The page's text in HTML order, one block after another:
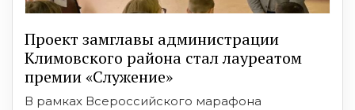
Проект замглавы администрации
Климовского района стал лауреатом
премии «Служение»
В рамках Всероссийского марафона